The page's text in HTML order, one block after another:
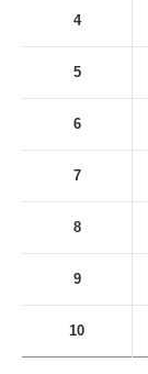
4
5
6
7
8
9
10